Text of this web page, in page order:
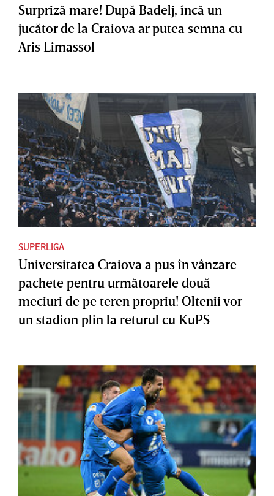
Surpriză mare! După Badelj, încă un
jucător de la Craiova ar putea semna cu
Aris Limassol
SUPERLIGA
Universitatea Craiova a pus în vânzare
pachete pentru următoarele două
meciuri de pe teren propriu! Oltenii vor
un stadion plin la returul cu KuPS